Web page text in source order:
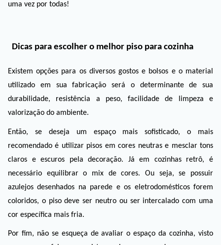
uma vez por todas!
Dicas para escolher o melhor piso para cozinha
Existem opções para os diversos gostos e bolsos e o material
utilizado em sua fabricação será o determinante de sua
durabilidade, resistência a peso, facilidade de limpeza e
valorização do ambiente.
Então, se deseja um espaço mais sofisticado, o mais
recomendado é utilizar pisos em cores neutras e mesclar tons
claros e escuros pela decoração. Já em cozinhas retrô, é
necessário equilibrar o mix de cores. Ou seja, se possuir
azulejos desenhados na parede e os eletrodomésticos forem
coloridos, o piso deve ser neutro ou ser intercalado com uma
cor específica mais fria.
Por fim, não se esqueça de avaliar o espaço da cozinha, visto